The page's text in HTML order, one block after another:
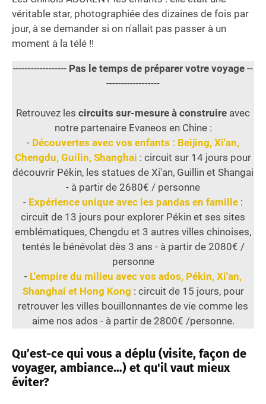
véritable star, photographiée des dizaines de fois par
jour, à se demander si on n'allait pas passer à un
moment à la télé !!
------------------ Pas le temps de préparer votre voyage --
------------------
Retrouvez les circuits sur-mesure à construire avec
notre partenaire Evaneos en Chine :
- Découvertes avec vos enfants : Beijing, Xi'an,
Chengdu, Guilin, Shanghai : circuit sur 14 jours pour
découvrir Pékin, les statues de Xi'an, Guillin et Shangai
- à partir de 2680€ / personne
- Expérience unique avec les pandas en famille :
circuit de 13 jours pour explorer Pékin et ses sites
emblématiques, Chengdu et 3 autres villes chinoises,
tentés le bénévolat dès 3 ans - à partir de 2080€ /
personne
- L'empire du milieu avec vos ados, Pékin, Xi'an,
Shanghai et Hong Kong : circuit de 15 jours, pour
retrouver les villes bouillonnantes de vie comme les
aime nos ados - à partir de 2800€ /personne.
Qu’est-ce qui vous a déplu (visite, façon de
voyager, ambiance…) et qu'il vaut mieux
éviter?